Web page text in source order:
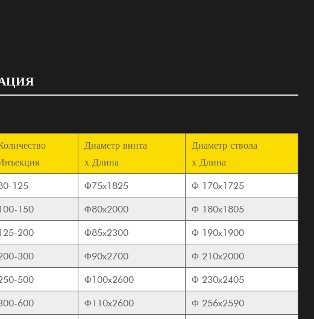
Диаметр винта
х Длина
Диаметр ствола
х Длина
125 Φ75x1825 Φ 170x1725
150 Φ80x2000 Φ 180x1805
200 Φ85x2300 Φ 190x1900
300 Φ90x2700 Φ 210x2000
500 Φ100x2600 Φ 230x2405
600 Φ110x2600 Φ 256x2590